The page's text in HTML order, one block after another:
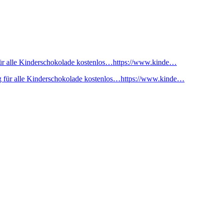
alle Kinderschokolade kostenlos…https://www.kinde…
für alle Kinderschokolade kostenlos…https://www.kinde…